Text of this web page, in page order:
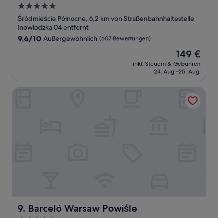
5.0-
Sterne-
Unterkunft
Śródmieście Północne, 6,2 km von Straßenbahnhaltestelle
Inowłodzka 04 entfernt
9.6
9,6/10 Außergewöhnlich (607 Bewertungen)
Der
Preis
beträgt
149 €
inkl. Steuern & Gebühren
24. Aug.–25. Aug.
9. Barceló Warsaw Powiśle
Barceló Warsaw Powiśle